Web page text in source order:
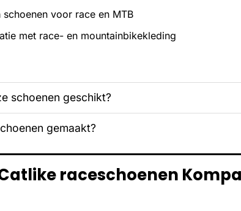
voor race en MTB
met race- en mountainbikekleding
schoenen geschikt?
gemaakt?
raceschoenen